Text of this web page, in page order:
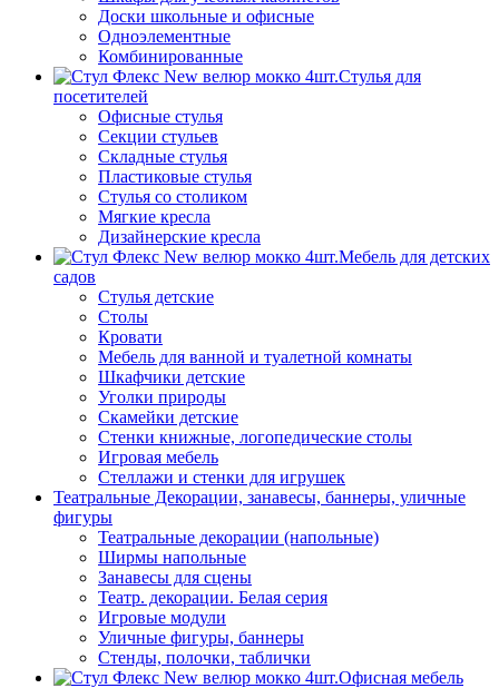
Доски школьные и офисные
Одноэлементные
Комбинированные
Стулья для
посетителей
Офисные стулья
Секции стульев
Складные стулья
Пластиковые стулья
Стулья со столиком
Мягкие кресла
Дизайнерские кресла
Мебель для детских
садов
Стулья детские
Столы
Кровати
Мебель для ванной и туалетной комнаты
Шкафчики детские
Уголки природы
Скамейки детские
Стенки книжные, логопедические столы
Игровая мебель
Стеллажи и стенки для игрушек
Театральные Декорации, занавесы, баннеры, уличные
фигуры
Театральные декорации (напольные)
Ширмы напольные
Занавесы для сцены
Театр. декорации. Белая серия
Игровые модули
Уличные фигуры, баннеры
Стенды, полочки, таблички
Офисная мебель